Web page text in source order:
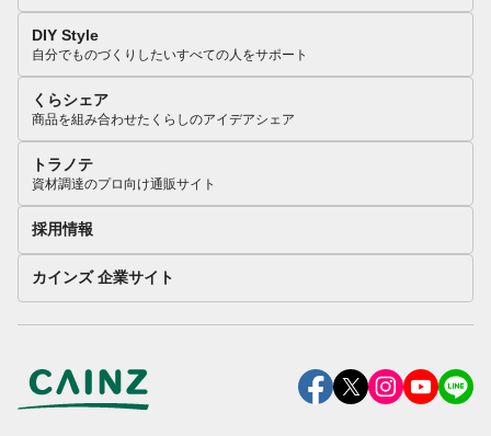
DIY Style
自分でものづくりしたいすべての人をサポート
くらシェア
商品を組み合わせたくらしのアイデアシェア
トラノテ
資材調達のプロ向け通販サイト
採用情報
カインズ 企業サイト